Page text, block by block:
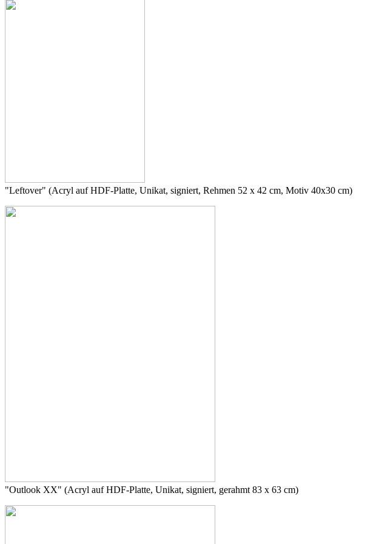
"Leftover" (Acryl auf HDF-Platte, Unikat, signiert, Rehmen 52 x 42 cm, Motiv 40x30 cm)
"Outlook XX" (Acryl auf HDF-Platte, Unikat, signiert, gerahmt 83 x 63 cm)